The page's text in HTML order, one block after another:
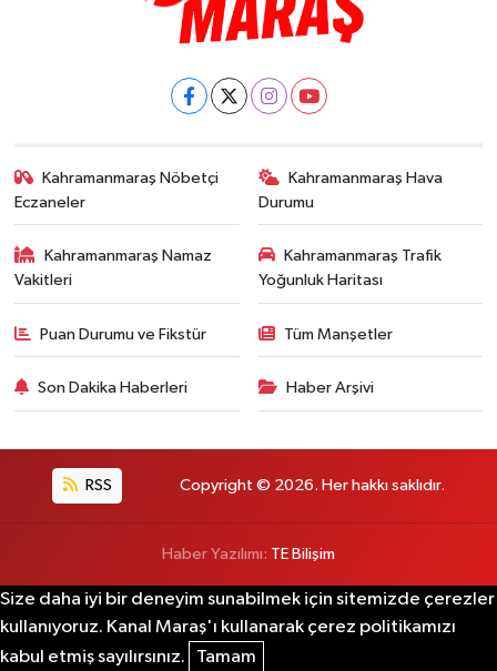
Kahramanmaraş Nöbetçi
Eczaneler
Kahramanmaraş Hava
Durumu
Kahramanmaraş Namaz
Vakitleri
Kahramanmaraş Trafik
Yoğunluk Haritası
Puan Durumu ve Fikstür Tüm Manşetler
Son Dakika Haberleri Haber Arşivi
RSS Copyright © 2026. Her hakkı saklıdır.
Haber Yazılımı: TE Bilişim
Size daha iyi bir deneyim sunabilmek için sitemizde çerezler
kullanıyoruz. Kanal Maraş'ı kullanarak çerez politikamızı
kabul etmiş sayılırsınız.
Tamam